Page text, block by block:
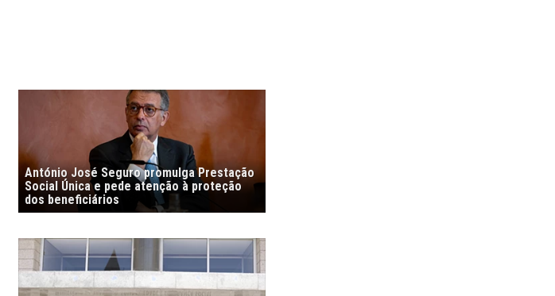
António José Seguro promulga Prestação
Social Única e pede atenção à proteção
dos beneficiários